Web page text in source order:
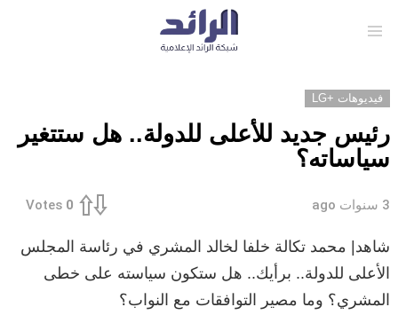
فيديوهات +LG
رئيس جديد للأعلى للدولة.. هل ستتغير
سياساته؟
3 سنوات ago 0
Votes
شاهد| محمد تكالة خلفا لخالد المشري في رئاسة المجلس
الأعلى للدولة.. برأيك.. هل ستكون سياسته على خطى
المشري؟ وما مصير التوافقات مع النواب؟